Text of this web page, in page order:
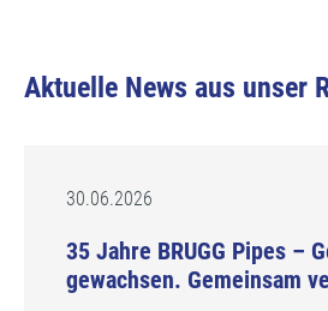
Aktuelle News aus unser
30.06.2026
35 Jahre BRUGG Pipes –
gewachsen. Gemeinsam